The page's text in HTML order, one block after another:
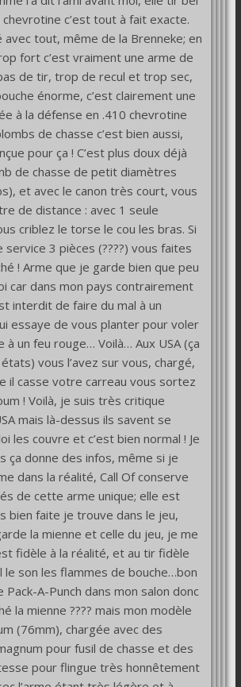
c’est tout à fait exacte.
avec tout, même de la Brenneke; en
fort c’est vraiment une arme de
de tir, trop de recul et trop sec,
énorme, c’est clairement une
à la défense en .410 chevrotine
de chasse c’est bien aussi,
pour ça ! C’est plus doux déjà
de chasse de petit diamètres
et avec le canon très court, vous
de distance : avec 1 seule
criblez le torse le cou les bras. Si
service 3 pièces (????) vous faites
! Arme que je garde bien que peu
car dans mon pays contrairement
interdit de faire du mal à un
essaye de vous planter pour voler
un feu rouge… Voilà… Aux USA (ça
vous l’avez sur vous, chargé,
il casse votre carreau vous sortez
! Voilà, je suis très critique
mais là-dessus ils savent se
les couvre et c’est bien normal ! Je
ça donne des infos, même si je
dans la réalité, Call Of conserve
de cette arme unique; elle est
bien faite je trouve dans le jeu,
la mienne et celle du jeu, je me
fidèle à la réalité, et au tir fidèle
le son les flammes de bouche…bon
Pack-A-Punch dans mon salon donc
la mienne ???? mais mon modèle
(76mm), chargée avec des
pour fusil de chasse et des
pour flingue très honnêtement